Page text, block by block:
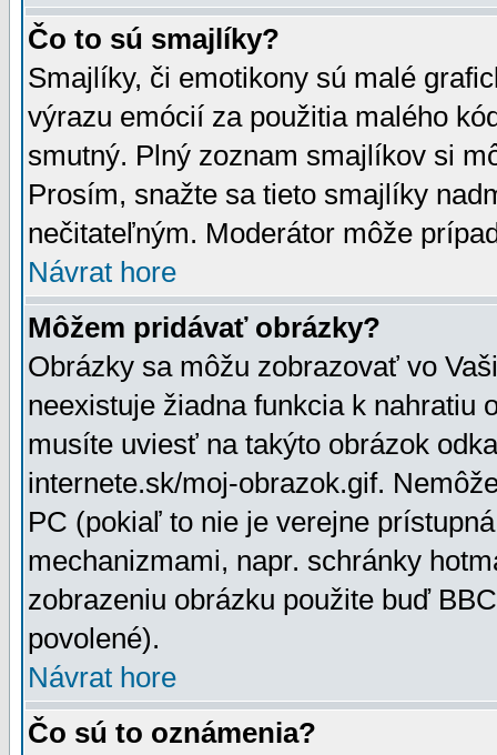
Čo to sú smajlíky?
Smajlíky, či emotikony sú malé
výrazu emócií za použitia malého
smutný. Plný zoznam smajlíkov si
Prosím, snažte sa tieto smajlíky
nečitateľným. Moderátor môže
Návrat hore
Môžem pridávať obrázky?
Obrázky sa môžu zobrazovať vo
neexistuje žiadna funkcia k nahratiu
musíte uviesť na takýto obrázok
internete.sk/moj-obrazok.gif.
PC (pokiaľ to nie je verejne
mechanizmami, napr. schránky
zobrazeniu obrázku použite buď
povolené).
Návrat hore
Čo sú to oznámenia?